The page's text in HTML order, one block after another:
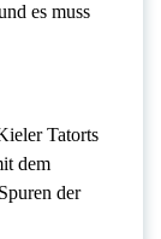
es muss
Tatorts
dem
der